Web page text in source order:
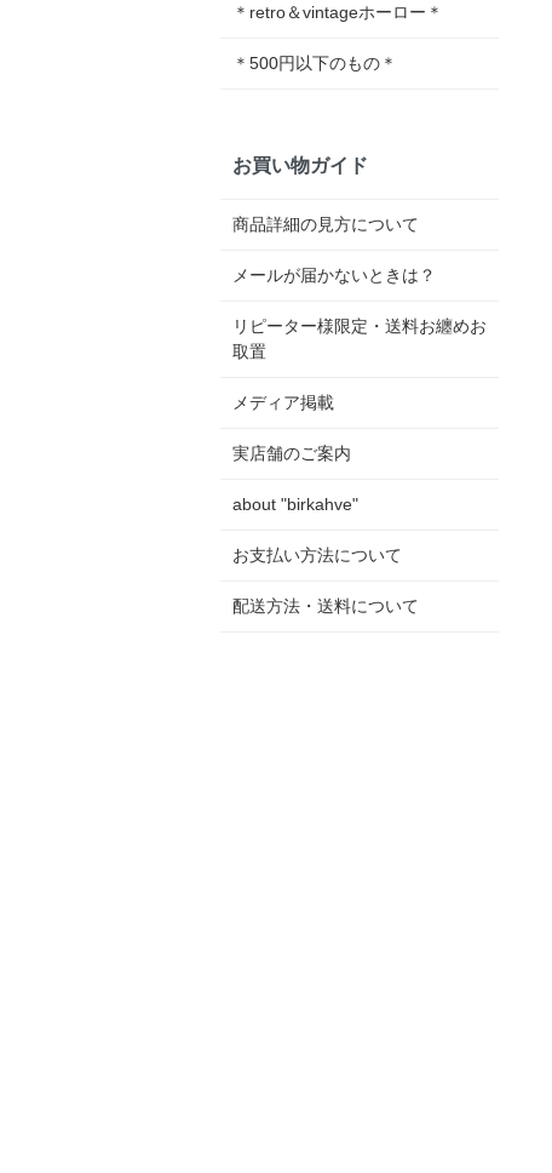
＊retro＆vintageホーロー＊
＊500円以下のもの＊
お買い物ガイド
商品詳細の見方について
メールが届かないときは？
リピーター様限定・送料お纏めお
取置
メディア掲載
実店舗のご案内
about "birkahve"
お支払い方法について
配送方法・送料について